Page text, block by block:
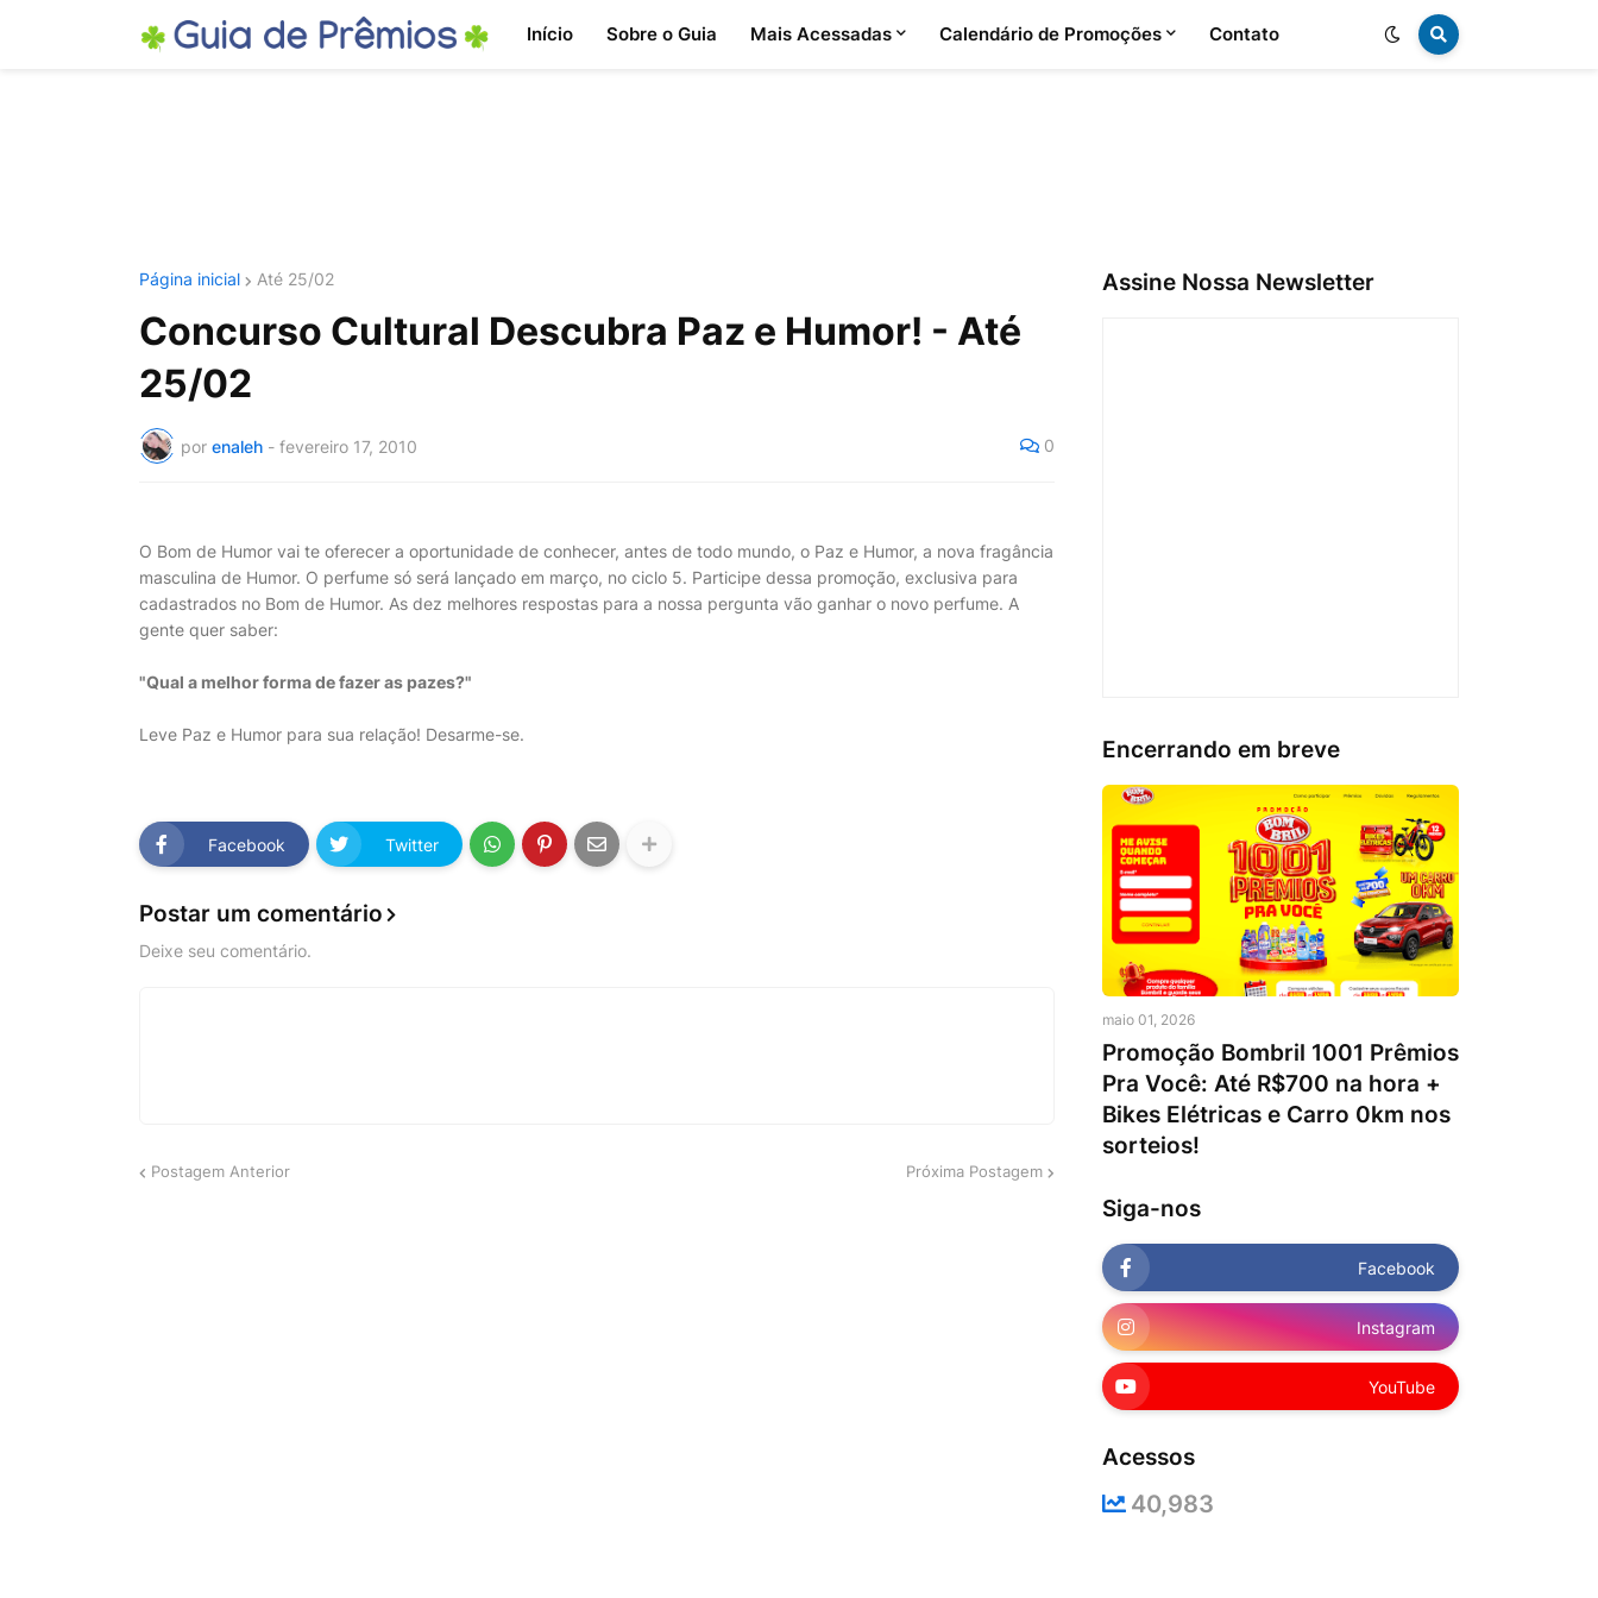
Início Sobre o Guia Mais Acessadas Calendário de Promoções Contato
Página inicial Até 25/02
Concurso Cultural Descubra Paz e Humor! - Até
25/02
por enaleh - fevereiro 17, 2010 0
O Bom de Humor vai te oferecer a oportunidade de conhecer, antes de todo mundo, o Paz e Humor, a nova fragância
masculina de Humor. O perfume só será lançado em março, no ciclo 5. Participe dessa promoção, exclusiva para
cadastrados no Bom de Humor. As dez melhores respostas para a nossa pergunta vão ganhar o novo perfume. A
gente quer saber:
"Qual a melhor forma de fazer as pazes?"
Leve Paz e Humor para sua relação! Desarme-se.
Facebook Twitter
Postar um comentário
Deixe seu comentário.
Postagem Anterior Próxima Postagem
Assine Nossa Newsletter
Encerrando em breve
maio 01, 2026
Promoção Bombril 1001 Prêmios
Pra Você: Até R$700 na hora +
Bikes Elétricas e Carro 0km nos
sorteios!
Siga-nos
Facebook
Instagram
YouTube
Acessos
40,983